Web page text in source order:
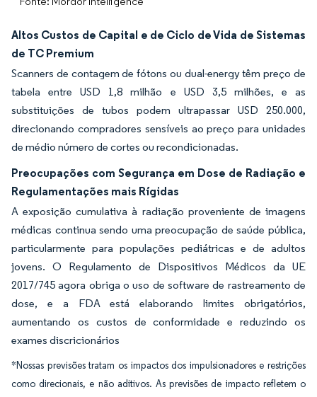
Altos Custos de Capital e de Ciclo de Vida de Sistemas
de TC Premium
Scanners de contagem de fótons ou dual-energy têm preço de
tabela entre USD 1,8 milhão e USD 3,5 milhões, e as
substituições de tubos podem ultrapassar USD 250.000,
direcionando compradores sensíveis ao preço para unidades
de médio número de cortes ou recondicionadas.
Preocupações com Segurança em Dose de Radiação e
Regulamentações mais Rígidas
A exposição cumulativa à radiação proveniente de imagens
médicas continua sendo uma preocupação de saúde pública,
particularmente para populações pediátricas e de adultos
jovens. O Regulamento de Dispositivos Médicos da UE
2017/745 agora obriga o uso de software de rastreamento de
dose, e a FDA está elaborando limites obrigatórios,
aumentando os custos de conformidade e reduzindo os
exames discricionários
*Nossas previsões tratam os impactos dos impulsionadores e restrições
como direcionais, e não aditivos. As previsões de impacto refletem o